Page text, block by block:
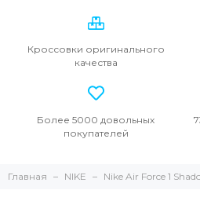
Кроссовки оригинального
качества
Более 5000 довольных
покупателей
Главная NIKE Nike Air Force 1